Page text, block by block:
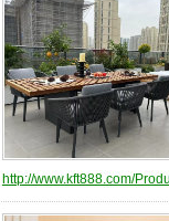
http://www.kft888.com/